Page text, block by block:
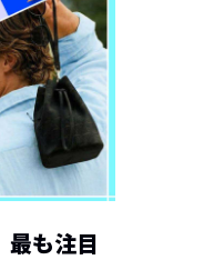
最も注目